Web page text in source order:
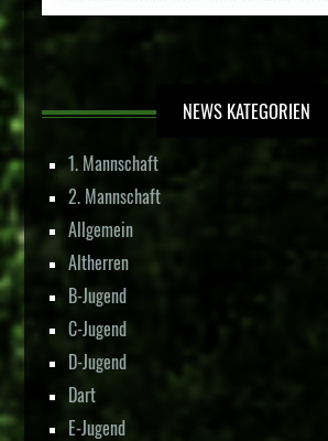
NEWS KATEGORIEN
1. Mannschaft
2. Mannschaft
Allgemein
Altherren
B-Jugend
C-Jugend
D-Jugend
Dart
E-Jugend